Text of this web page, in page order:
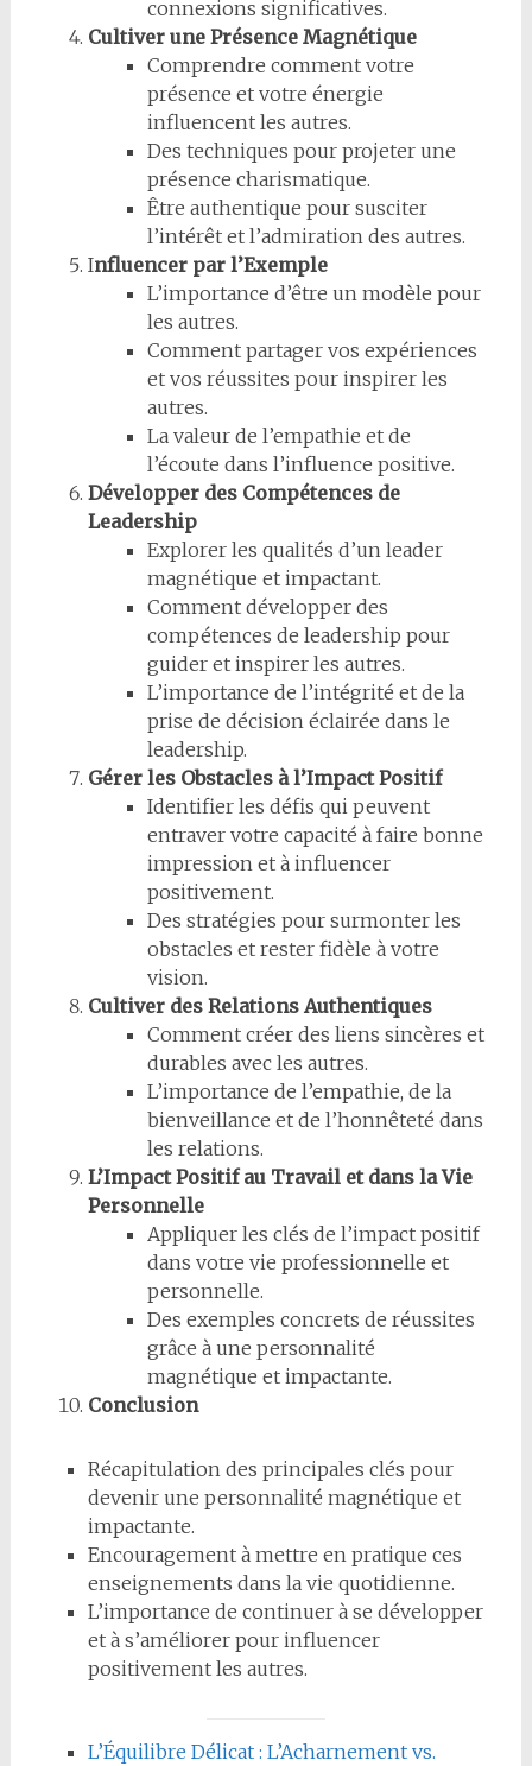
connexions significatives.
Cultiver une Présence Magnétique
Comprendre comment votre
présence et votre énergie
influencent les autres.
Des techniques pour projeter une
présence charismatique.
Être authentique pour susciter
l’intérêt et l’admiration des autres.
Influencer par l’Exemple
L’importance d’être un modèle pour
les autres.
Comment partager vos expériences
et vos réussites pour inspirer les
autres.
La valeur de l’empathie et de
l’écoute dans l’influence positive.
Développer des Compétences de
Leadership
Explorer les qualités d’un leader
magnétique et impactant.
Comment développer des
compétences de leadership pour
guider et inspirer les autres.
L’importance de l’intégrité et de la
prise de décision éclairée dans le
leadership.
Gérer les Obstacles à l’Impact Positif
Identifier les défis qui peuvent
entraver votre capacité à faire bonne
impression et à influencer
positivement.
Des stratégies pour surmonter les
obstacles et rester fidèle à votre
vision.
Cultiver des Relations Authentiques
Comment créer des liens sincères et
durables avec les autres.
L’importance de l’empathie, de la
bienveillance et de l’honnêteté dans
les relations.
L’Impact Positif au Travail et dans la Vie
Personnelle
Appliquer les clés de l’impact positif
dans votre vie professionnelle et
personnelle.
Des exemples concrets de réussites
grâce à une personnalité
magnétique et impactante.
Conclusion
Récapitulation des principales clés pour
devenir une personnalité magnétique et
impactante.
Encouragement à mettre en pratique ces
enseignements dans la vie quotidienne.
L’importance de continuer à se développer
et à s’améliorer pour influencer
positivement les autres.
L’Équilibre Délicat : L’Acharnement vs.